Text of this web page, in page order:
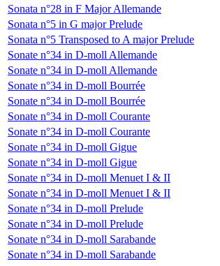
Sonata n°28 in F Major Allemande
Sonata n°5 in G major Prelude
Sonata n°5 Transposed to A major Prelude
Sonate n°34 in D-moll Allemande
Sonate n°34 in D-moll Allemande
Sonate n°34 in D-moll Bourrée
Sonate n°34 in D-moll Bourrée
Sonate n°34 in D-moll Courante
Sonate n°34 in D-moll Courante
Sonate n°34 in D-moll Gigue
Sonate n°34 in D-moll Gigue
Sonate n°34 in D-moll Menuet I & II
Sonate n°34 in D-moll Menuet I & II
Sonate n°34 in D-moll Prelude
Sonate n°34 in D-moll Prelude
Sonate n°34 in D-moll Sarabande
Sonate n°34 in D-moll Sarabande